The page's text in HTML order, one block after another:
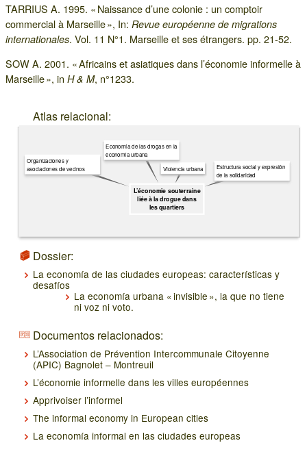
TARRIUS A. 1995. « Naissance d’une colonie : un comptoir
commercial à Marseille », In: Revue européenne de migrations
internationales. Vol. 11 N°1. Marseille et ses étrangers. pp. 21-52.
SOW A. 2001. « Africains et asiatiques dans l’économie informelle à
Marseille », in H & M, n°1233.
Atlas relacional:
L’économie souterraine
liée à la drogue dans
les quartiers
Estructura social y expresión
de la solidaridad
Violencia urbana
Economía de las drogas en la
economía urbana
Organizaciones y
asociaciones de vecinos
Dossier:
La economía de las ciudades europeas: características y
desafíos
La economía urbana « invisible », la que no tiene
ni voz ni voto.
Documentos relacionados:
L’Association de Prévention Intercommunale Citoyenne
(APIC) Bagnolet – Montreuil
L’économie informelle dans les villes européennes
Apprivoiser l’informel
The informal economy in European cities
La economía informal en las ciudades europeas